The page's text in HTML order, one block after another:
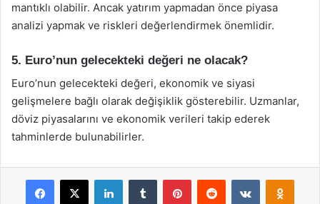
mantıklı olabilir. Ancak yatırım yapmadan önce piyasa
analizi yapmak ve riskleri değerlendirmek önemlidir.
5. Euro’nun gelecekteki değeri ne olacak?
Euro’nun gelecekteki değeri, ekonomik ve siyasi
gelişmelere bağlı olarak değişiklik gösterebilir. Uzmanlar,
döviz piyasalarını ve ekonomik verileri takip ederek
tahminlerde bulunabilirler.
Facebook
X LinkedInTumblr PinterestReddit VKontakte